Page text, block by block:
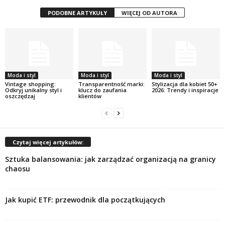
PODOBNE ARTYKUŁY WIĘCEJ OD AUTORA
Moda i styl
Vintage shopping:
Odkryj unikalny styl i
oszczędzaj
Moda i styl
Transparentność marki:
klucz do zaufania
klientów
Moda i styl
Stylizacja dla kobiet 50+
2026: Trendy i inspiracje
Czytaj więcej artykułów:
Sztuka balansowania: jak zarządzać organizacją na granicy
chaosu
Jak kupić ETF: przewodnik dla początkujących